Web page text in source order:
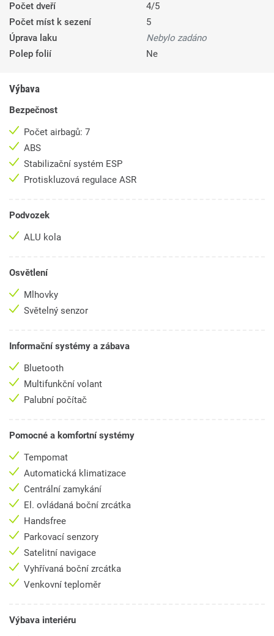
Počet dveří
4/5
Počet míst k sezení
5
Úprava laku
Nebylo zadáno
Polep folií
Ne
Výbava
Bezpečnost
Počet airbagů: 7
ABS
Stabilizační systém ESP
Protiskluzová regulace ASR
Podvozek
ALU kola
Osvětlení
Mlhovky
Světelný senzor
Informační systémy a zábava
Bluetooth
Multifunkční volant
Palubní počítač
Pomocné a komfortní systémy
Tempomat
Automatická klimatizace
Centrální zamykání
El. ovládaná boční zrcátka
Handsfree
Parkovací senzory
Satelitní navigace
Vyhřívaná boční zrcátka
Venkovní teploměr
Výbava interiéru